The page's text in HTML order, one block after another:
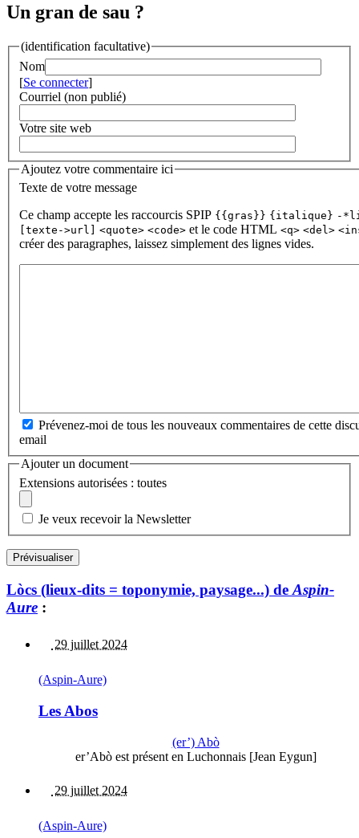
Un gran de sau ?
(identification facultative)
Nom
[Se connecter]
Courriel (non publié)
Votre site web
Ajoutez votre commentaire ici
Texte de votre message
Ce champ accepte les raccourcis SPIP {{gras}} {italique} -
[texte->url]
<quote> <code> et le code HTML <q> <del>
créer des paragraphes, laissez simplement des lignes vides.
Prévenez-moi de tous les nouveaux commentaires de cette
email
Ajouter un document
Extensions autorisées : toutes
Je veux recevoir la Newsletter
Lòcs (lieux-dits = toponymie, paysage...) de Aspin-
Aure :
29 juillet 2024
(Aspin-Aure)
Les Abos
(er’) Abò
er’Abò est présent en Luchonnais [Jean Eygun]
29 juillet 2024
(Aspin-Aure)